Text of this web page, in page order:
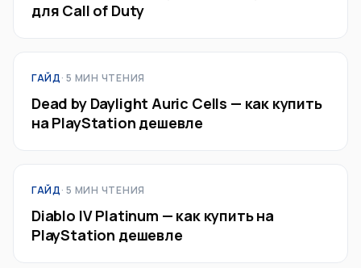
для Call of Duty
ГАЙД· 5 МИН ЧТЕНИЯ
Dead by Daylight Auric Cells — как купить
на PlayStation дешевле
ГАЙД· 5 МИН ЧТЕНИЯ
Diablo IV Platinum — как купить на
PlayStation дешевле